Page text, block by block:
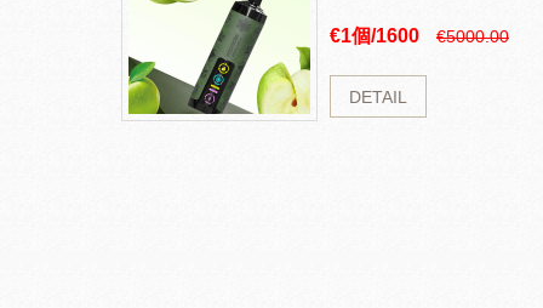
€1個/1600 €5000.00
DETAIL